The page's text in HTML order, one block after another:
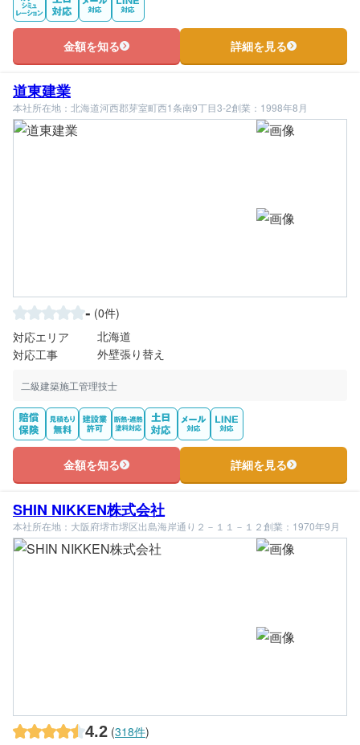
金額を知る 詳細を見る
道東建業
本社所在地：北海道河西郡芽室町西1条南9丁目3-2創業：1998年8月
- (0件)
対応エリア
北海道
対応工事
外壁張り替え
二級建築施工管理技士
金額を知る 詳細を見る
SHIN NIKKEN株式会社
本社所在地：大阪府堺市堺区出島海岸通り２－１１－１２創業：1970年9月
4.2 (318件)